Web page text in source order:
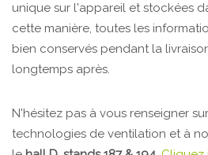
unique sur l'appareil et stockées
cette manière, toutes les
bien conservés pendant la
longtemps après.
N'hésitez pas à vous renseigner
technologies de ventilation et à